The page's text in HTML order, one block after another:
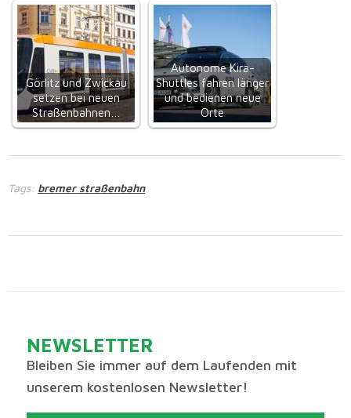
Görlitz und Zwickau
setzen bei neuen
Straßenbahnen…
Autonome Kira-
Shuttles fahren länger
und bedienen neue
Orte
Tags: bremer straßenbahn
NEWSLETTER
Bleiben Sie immer auf dem Laufenden mit
unserem kostenlosen Newsletter!